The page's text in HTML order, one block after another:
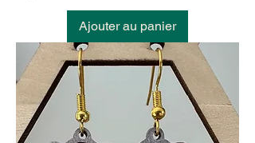
Ajouter au panier